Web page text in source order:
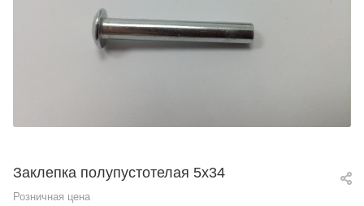
Заклепка полупустотелая 5х34
Розничная цена